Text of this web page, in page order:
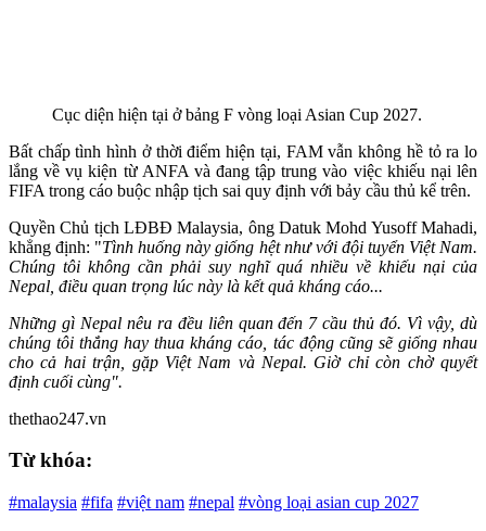
Cục diện hiện tại ở bảng F vòng loại Asian Cup 2027.
Bất chấp tình hình ở thời điểm hiện tại, FAM vẫn không hề tỏ ra lo
lắng về vụ kiện từ ANFA và đang tập trung vào việc khiếu nại lên
FIFA trong cáo buộc nhập tịch sai quy định với bảy cầu thủ kể trên.
Quyền Chủ tịch LĐBĐ Malaysia, ông Datuk Mohd Yusoff Mahadi,
khẳng định: "Tình huống này giống hệt như với đội tuyển Việt Nam.
Chúng tôi không cần phải suy nghĩ quá nhiều về khiếu nại của
Nepal, điều quan trọng lúc này là kết quả kháng cáo...
Những gì Nepal nêu ra đều liên quan đến 7 cầu thủ đó. Vì vậy, dù
chúng tôi thắng hay thua kháng cáo, tác động cũng sẽ giống nhau
cho cả hai trận, gặp Việt Nam và Nepal. Giờ chỉ còn chờ quyết
định cuối cùng".
thethao247.vn
Từ khóa:
#malaysia #fifa #việt nam #nepal #vòng loại asian cup 2027